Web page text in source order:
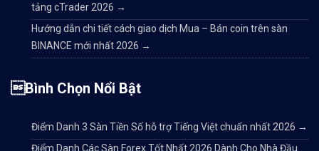
tảng cTrader 2026 →
Hướng dẫn chi tiết cách giao dịch Mua – Bán coin trên sàn
BINANCE mới nhất 2026 →
Bình Chọn Nổi Bật
Điểm Danh 3 Sàn Tiền Số hỗ trợ Tiếng Việt chuẩn nhất 2026 →
Điểm Danh Các Sàn Forex Tốt Nhất 2026 Dành Cho Nhà Đầu